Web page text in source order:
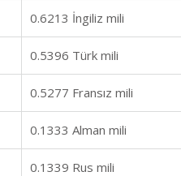
0.6213 İngiliz mili
0.5396 Türk mili
0.5277 Fransız mili
0.1333 Alman mili
0.1339 Rus mili